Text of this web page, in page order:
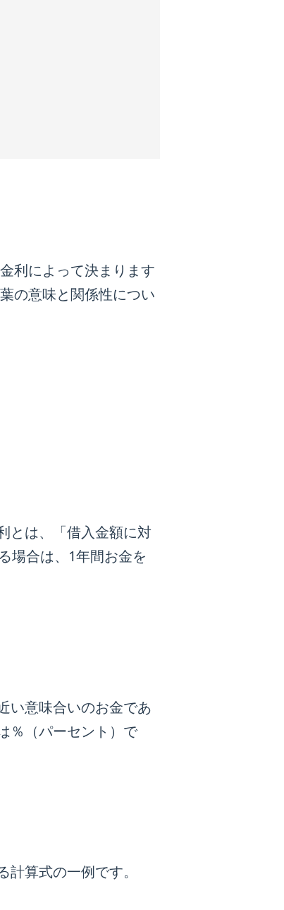
利によって決まります
の意味と関係性につい
とは、「借入金額に対
場合は、1年間お金を
い意味合いのお金であ
％（パーセント）で
算式の一例です。